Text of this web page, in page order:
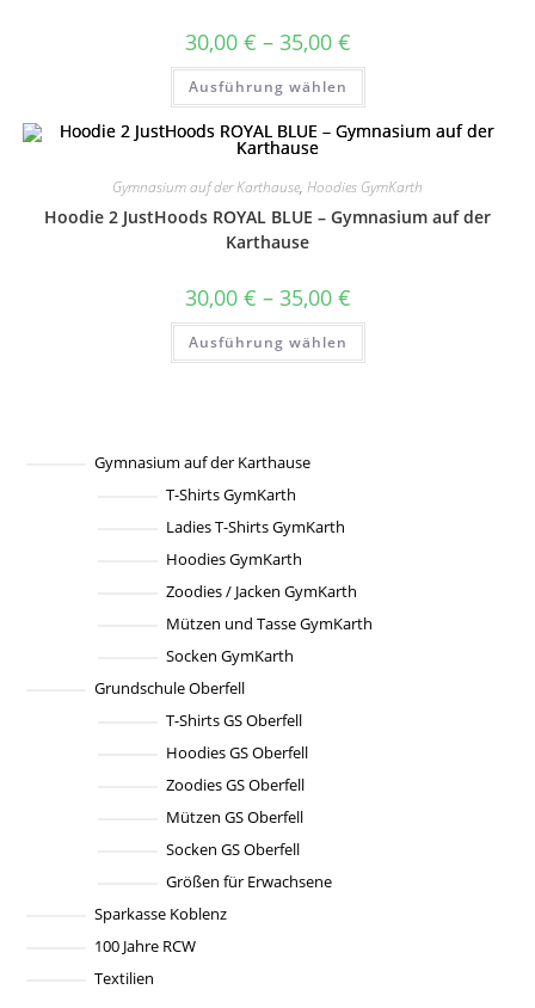
30,00 € – 35,00 €Preisspanne:
30,00 €
bis
Ausführung wählen
Dieses
weist
mehrere
Varianten
Optionen
können
auf
Gymnasium auf der Karthause, Hoodies GymKarth
Hoodie 2 JustHoods ROYAL BLUE – Gymnasium auf der
Karthause
30,00 € – 35,00 €Preisspanne:
30,00 €
bis
Ausführung wählen
Dieses
weist
Gymnasium auf der Karthause
T-Shirts GymKarth
Ladies T-Shirts GymKarth
Hoodies GymKarth
Zoodies / Jacken GymKarth
Mützen und Tasse GymKarth
Socken GymKarth
Grundschule Oberfell
T-Shirts GS Oberfell
Hoodies GS Oberfell
Zoodies GS Oberfell
Mützen GS Oberfell
Socken GS Oberfell
Größen für Erwachsene
Sparkasse Koblenz
100 Jahre RCW
Textilien